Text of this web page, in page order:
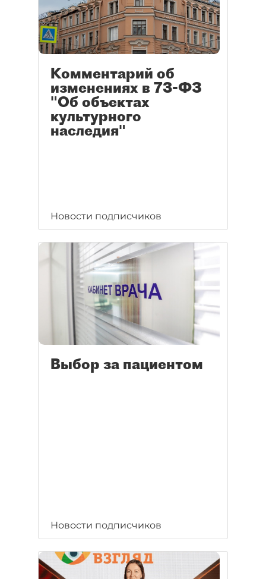
Комментарий об
изменениях в 73-ФЗ
"Об объектах
культурного
наследия"
Новости подписчиков
Выбор за пациентом
Новости подписчиков